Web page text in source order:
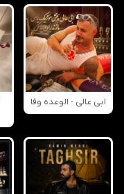
ابی عالی - الوعده وفا